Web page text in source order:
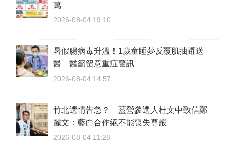
萬
2026-08-04 19:10
暑假腸病毒升溫！1歲童睡夢反覆肌抽躍送
醫 醫籲留意重症警訊
2026-08-04 14:57
竹北選情告急？ 藍營參選人杜文中致信鄭
麗文：藍白合作絕不能喪失尊嚴
2026-08-04 11:28